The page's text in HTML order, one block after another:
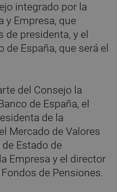
integrado por la
y Empresa, que
de presidenta, y el
España, que será el
del Consejo la
de España, el
de la
Mercado de Valores
Estado de
Empresa y el director
de Pensiones.